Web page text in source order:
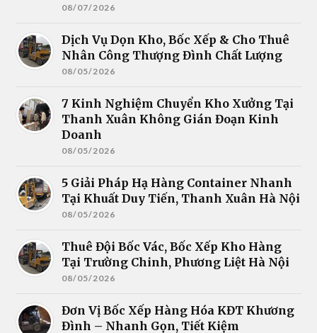
08/07/2026
Dịch Vụ Dọn Kho, Bốc Xếp & Cho Thuê
Nhân Công Thượng Đình Chất Lượng
08/05/2026
7 Kinh Nghiệm Chuyển Kho Xưởng Tại
Thanh Xuân Không Gián Đoạn Kinh
Doanh
08/05/2026
5 Giải Pháp Hạ Hàng Container Nhanh
Tại Khuất Duy Tiến, Thanh Xuân Hà Nội
08/05/2026
Thuê Đội Bốc Vác, Bốc Xếp Kho Hàng
Tại Trường Chinh, Phương Liệt Hà Nội
08/05/2026
Đơn Vị Bốc Xếp Hàng Hóa KĐT Khương
Đình – Nhanh Gọn, Tiết Kiệm